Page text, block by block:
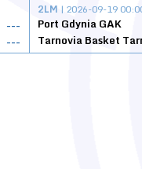
---
---
2LM | 2026-09-19
Port Gdynia GAK